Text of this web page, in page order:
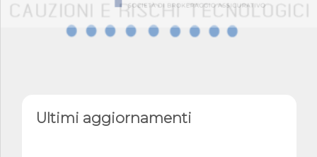
Ultimi aggiornamenti